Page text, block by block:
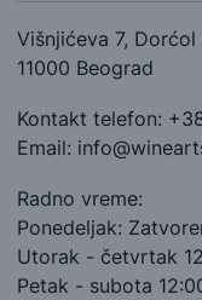
Višnjićeva 7, Dorćol
11000 Beograd
Kontakt telefon:
Email:
Radno vreme:
Ponedeljak:
Utorak - četvrtak
Petak - subota